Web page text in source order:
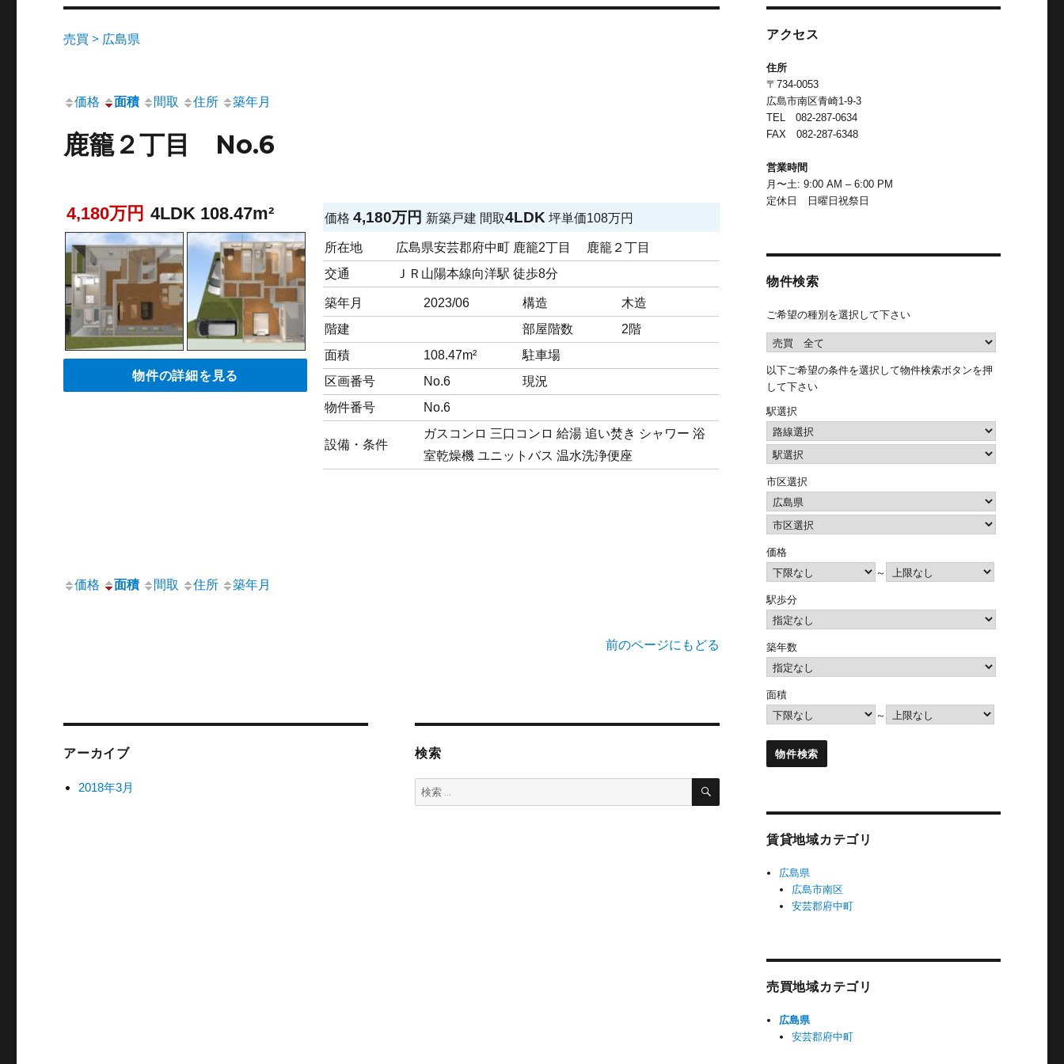
売買 > 広島県
価格 面積 間取 住所 築年月
鹿籠２丁目 No.6
4,180万円 4LDK 108.47m²
物件の詳細を見る
価格 4,180万円 新築戸建 間取4LDK 坪単価108万円
所在地
広島県安芸郡府中町 鹿籠2丁目 鹿籠２丁目
交通
ＪＲ山陽本線向洋駅 徒歩8分
築年月 2023/06 構造
木造
階建
部屋階数
2階
面積
108.47m²
駐車場
区画番号
No.6
現況
物件番号
No.6
設備・条件
ガスコンロ 三口コンロ 給湯 追い焚き シャワー 浴
室乾燥機 ユニットバス 温水洗浄便座
価格 面積 間取 住所 築年月
前のページにもどる
アーカイブ
2018年3月
検索
検
索:
検
アクセス
住所
〒734-0053
広島市南区青崎1-9-3
TEL 082-287-0634
FAX 082-287-6348
営業時間
月〜土: 9:00 AM – 6:00 PM
定休日 日曜日祝祭日
物件検索
ご希望の種別を選択して下さい
以下ご希望の条件を選択して物件検索ボタンを押
して下さい
駅選択
市区選択
価格
～
駅歩分
築年数
面積
～
賃貸地域カテゴリ
広島県
広島市南区
安芸郡府中町
売買地域カテゴリ
広島県
安芸郡府中町